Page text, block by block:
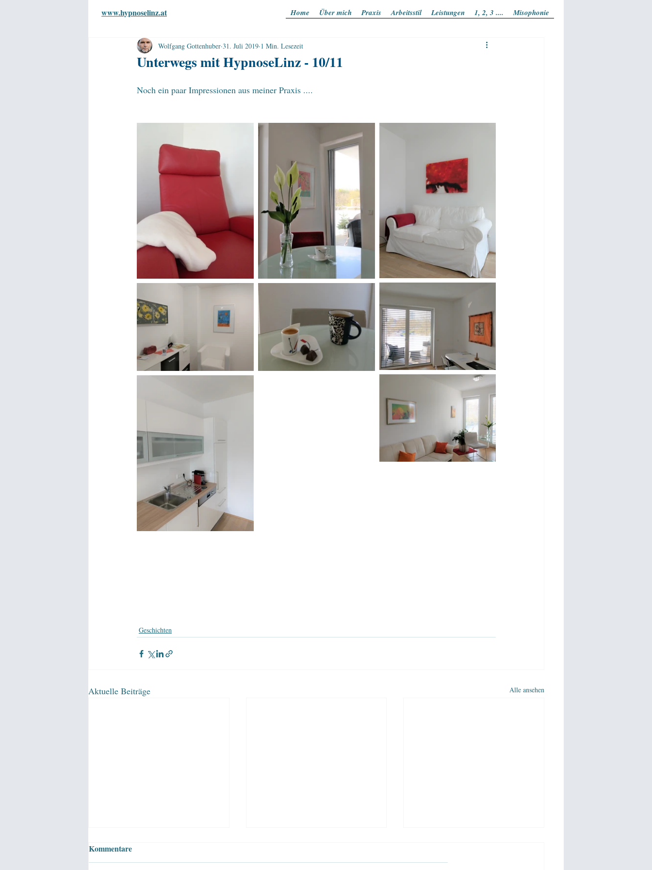
Home Über mich Praxis Arbeitsstil Leistungen 1, 2, 3 .... Misophonie
www.hypnoselinz.at
Unterwegs mit HypnoseLinz - 10/11
Wolfgang Gottenhuber 31. Juli 2019 1 Min. Lesezeit
Noch ein paar Impressionen aus meiner Praxis ....
Geschichten
Aktuelle Beiträge Alle ansehen
Kommentare